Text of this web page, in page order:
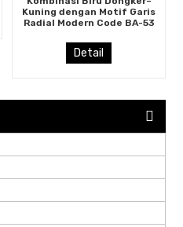
Kuning dengan Motif Garis
Radial Modern Code BA-53
Detail